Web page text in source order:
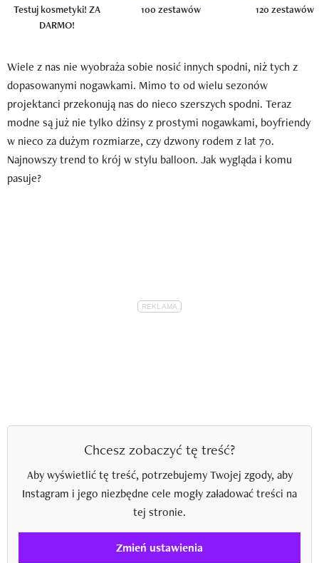
Testuj kosmetyki! ZA
DARMO!
100 zestawów 120 zestawów
Wiele z nas nie wyobraża sobie nosić innych spodni, niż tych z
dopasowanymi nogawkami. Mimo to od wielu sezonów
projektanci przekonują nas do nieco szerszych spodni. Teraz
modne są już nie tylko dżinsy z prostymi nogawkami, boyfriendy
w nieco za dużym rozmiarze, czy dzwony rodem z lat 70.
Najnowszy trend to krój w stylu balloon. Jak wygląda i komu
pasuje?
Chcesz zobaczyć tę treść?
Aby wyświetlić tę treść, potrzebujemy Twojej zgody, aby
Instagram i jego niezbędne cele mogły załadować treści na
tej stronie.
Zmień ustawienia